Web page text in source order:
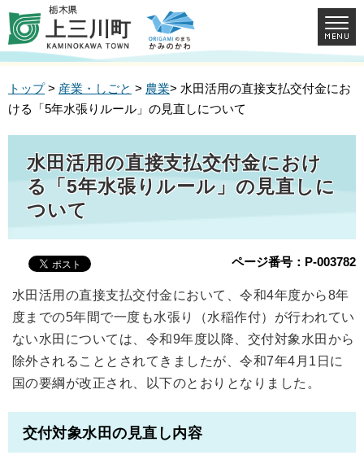
トップ> 産業・しごと > 農業> 水田活用の直接支払交付金にお
ける「5年水張りルール」の見直しについて
水田活用の直接支払交付金におけ
る「5年水張りルール」の見直しに
ついて
ページ番号：P-003782
水田活用の直接支払交付金において、令和4年度から8年
度までの5年間で一度も水張り（水稲作付）が行われてい
ない水田については、令和9年度以降、交付対象水田から
除外されることとされてきましたが、令和7年4月1日に
国の要綱が改正され、以下のとおりとなりました。
交付対象水田の見直し内容